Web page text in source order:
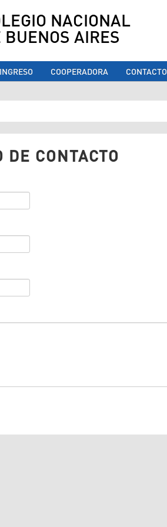
NACIONAL
BUENOS AIRES
INGRESO COOPERADORA CONTACTO
aquí
DE CONTACTO